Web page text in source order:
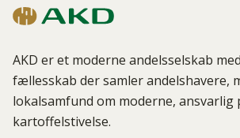
AKD er et moderne andelsselskab
fællesskab der samler andelshavere,
lokalsamfund om moderne,
kartoffelstivelse.